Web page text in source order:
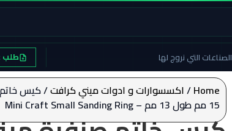
الصناعات التي نروج لها طلب
Home
/اكسسوارات و ادوات ميني كرافت
15 مم طول 13 مم – Mini Craft Small Sanding Ring